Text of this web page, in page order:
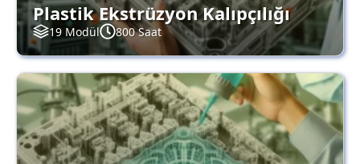
Plastik Ekstrüzyon Kalıpçılığı
19 Modül 800 Saat